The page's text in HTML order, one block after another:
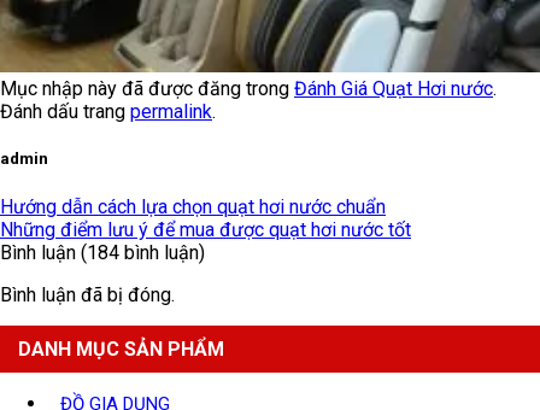
Mục nhập này đã được đăng trong Đánh Giá Quạt Hơi nước.
Đánh dấu trang permalink.
admin
Hướng dẫn cách lựa chọn quạt hơi nước chuẩn
Những điểm lưu ý để mua được quạt hơi nước tốt
Bình luận (184 bình luận)
Bình luận đã bị đóng.
DANH MỤC SẢN PHẨM
ĐỒ GIA DỤNG